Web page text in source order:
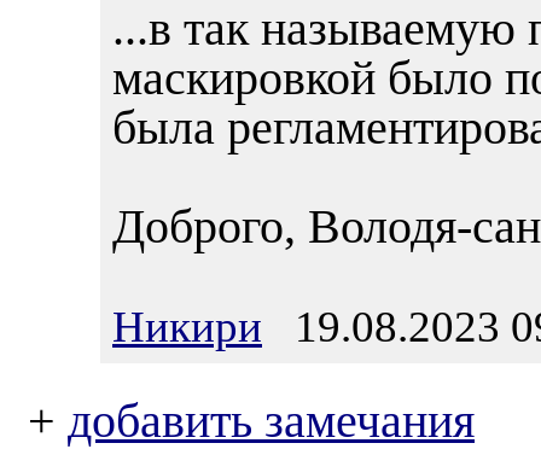
...в так называемую
маскировкой было
была
Доброго, Володя-
Никири 19.08.2023
+ добавить замечания